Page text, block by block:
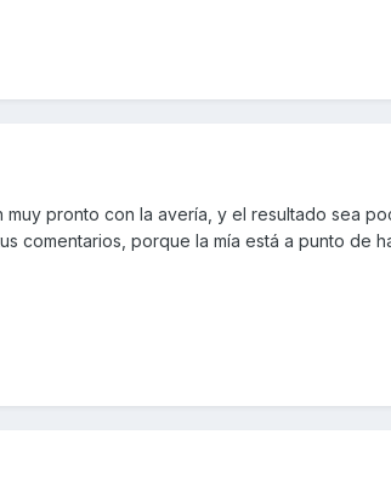
muy pronto con la avería, y el resultado sea
comentarios, porque la mía está a punto de